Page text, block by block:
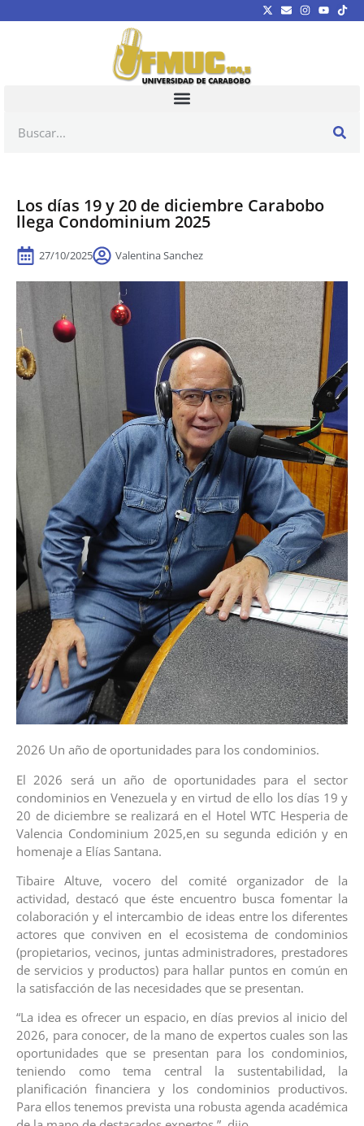
Los días 19 y 20 de diciembre Carabobo
llega Condominium 2025
27/10/2025 Valentina Sanchez
2026 Un año de oportunidades para los condominios.
El 2026 será un año de oportunidades para el sector
condominios en Venezuela y en virtud de ello los días 19 y
20 de diciembre se realizará en el Hotel WTC Hesperia de
Valencia Condominium 2025,en su segunda edición y en
homenaje a Elías Santana.
Tibaire Altuve, vocero del comité organizador de la
actividad, destacó que éste encuentro busca fomentar la
colaboración y el intercambio de ideas entre los diferentes
actores que conviven en el ecosistema de condominios
(propietarios, vecinos, juntas administradores, prestadores
de servicios y productos) para hallar puntos en común en
la satisfacción de las necesidades que se presentan.
“La idea es ofrecer un espacio, en días previos al inicio del
2026, para conocer, de la mano de expertos cuales son las
oportunidades que se presentan para los condominios,
teniendo como tema central la sustentabilidad, la
planificación financiera y los condominios productivos.
Para ellos tenemos prevista una robusta agenda académica